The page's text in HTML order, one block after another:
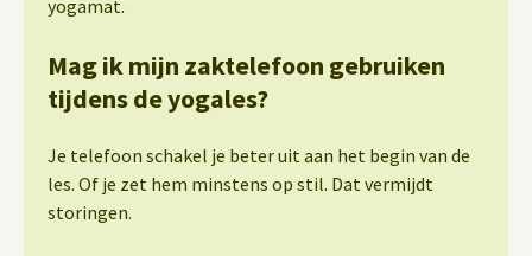
yogamat.
Mag ik mijn zaktelefoon gebruiken
tijdens de yogales?
Je telefoon schakel je beter uit aan het begin van de
les. Of je zet hem minstens op stil. Dat vermijdt
storingen.